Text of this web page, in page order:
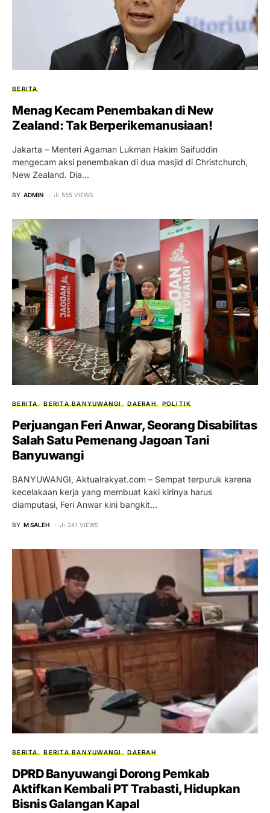
BERITA
Menag Kecam Penembakan di New
Zealand: Tak Berperikemanusiaan!
Jakarta – Menteri Agaman Lukman Hakim Saifuddin
mengecam aksi penembakan di dua masjid di Christchurch,
New Zealand. Dia…
BY ADMIN 555 VIEWS
BERITA BERITA BANYUWANGI DAERAH POLITIK
Perjuangan Feri Anwar, Seorang Disabilitas
Salah Satu Pemenang Jagoan Tani
Banyuwangi
BANYUWANGI, Aktualrakyat.com – Sempat terpuruk karena
kecelakaan kerja yang membuat kaki kirinya harus
diamputasi, Feri Anwar kini bangkit…
BY M SALEH 241 VIEWS
BERITA BERITA BANYUWANGI DAERAH
DPRD Banyuwangi Dorong Pemkab
Aktifkan Kembali PT Trabasti, Hidupkan
Bisnis Galangan Kapal